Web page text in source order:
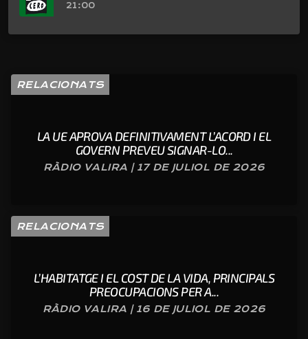
21:00
RELACIONATS
LA UE APROVA DEFINITIVAMENT L’ACORD I EL
GOVERN PREVEU SIGNAR-LO...
RÀDIO VALIRA | 17 DE JULIOL DE 2026
RELACIONATS
L’HABITATGE I EL COST DE LA VIDA, PRINCIPALS
PREOCUPACIONS PER A...
RÀDIO VALIRA | 16 DE JULIOL DE 2026